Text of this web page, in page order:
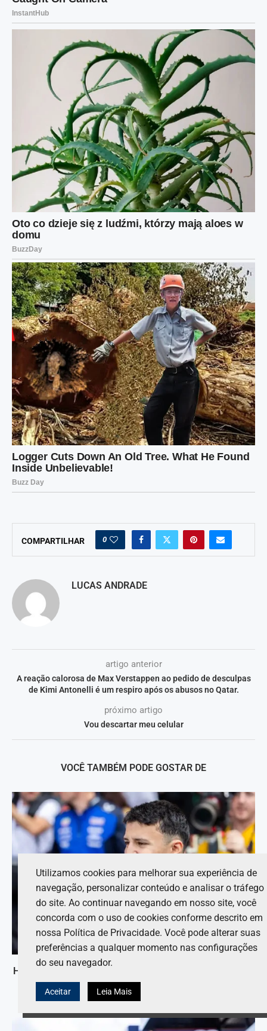
COMPARTILHAR 0
LUCAS ANDRADE
artigo anterior
A reação calorosa de Max Verstappen ao pedido de desculpas
de Kimi Antonelli é um respiro após os abusos no Qatar.
próximo artigo
Vou descartar meu celular
VOCÊ TAMBÉM PODE GOSTAR DE
Hadjar compartilha sua experiência de “choque cultural”
ao ingressar na Red Bull.
9 de agosto de 2026
Utilizamos cookies para melhorar sua experiência de
navegação, personalizar conteúdo e analisar o tráfego
do site. Ao continuar navegando em nosso site, você
concorda com o uso de cookies conforme descrito em
nossa Política de Privacidade. Você pode alterar suas
preferências a qualquer momento nas configurações
do seu navegador.
Aceitar Leia Mais